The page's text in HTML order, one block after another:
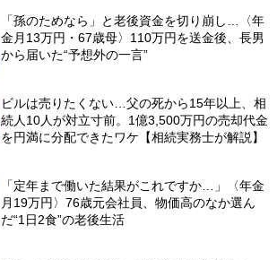
「孫のためなら」と老後資金を切り崩し…〈年
金月13万円・67歳母〉110万円を送金後、長男
から届いた“予想外の一言”
ビルは売りたくない…父の死から15年以上、相
続人10人が対立寸前。1億3,500万円の売却代金
を円満に分配できたワケ【相続実務士が解説】
「定年まで働いた結果がこれですか…」〈年金
月19万円〉76歳元会社員、物価高のなか選ん
だ“1日2食”の老後生活